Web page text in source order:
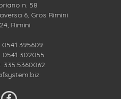
n. 58
6, Gros Rimini
Rimini
0541.395609
0541.302055
335.5360062